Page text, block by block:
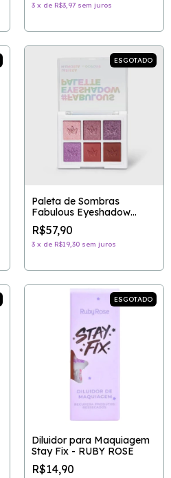
3 x de R$3,97 sem juros
ESGOTADO
Paleta de Sombras
Fabulous Eyeshadow
Palette - Larissa Manoela
By Océane
R$57,90
3 x de R$19,30 sem juros
ESGOTADO
Diluidor para Maquiagem
Stay Fix - RUBY ROSE
R$14,90